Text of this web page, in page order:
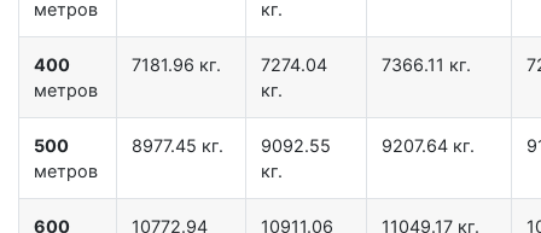
метров
кг.
400
метров
7181.96 кг.
7274.04
кг.
7366.11 кг.
500
метров
8977.45 кг.
9092.55
кг.
9207.64 кг.
600
10772.94
10911.06
11049.17 кг.